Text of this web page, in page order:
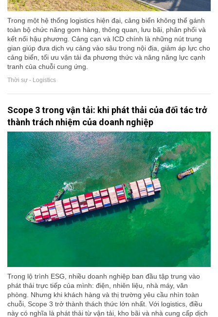
Trong một hệ thống logistics hiện đại, cảng biển không thể gánh
toàn bộ chức năng gom hàng, thông quan, lưu bãi, phân phối và
kết nối hậu phương. Cảng cạn và ICD chính là những nút trung
gian giúp đưa dịch vụ cảng vào sâu trong nội địa, giảm áp lực cho
cảng biển, tối ưu vận tải đa phương thức và nâng năng lực cạnh
tranh của chuỗi cung ứng.
Thời sự - Logistics
Scope 3 trong vận tải: khi phát thải của đối tác trở
thành trách nhiệm của doanh nghiệp
Trong lộ trình ESG, nhiều doanh nghiệp ban đầu tập trung vào
phát thải trực tiếp của mình: điện, nhiên liệu, nhà máy, văn
phòng. Nhưng khi khách hàng và thị trường yêu cầu nhìn toàn
chuỗi, Scope 3 trở thành thách thức lớn nhất. Với logistics, điều
này có nghĩa là phát thải từ vận tải, kho bãi và nhà cung cấp dịch